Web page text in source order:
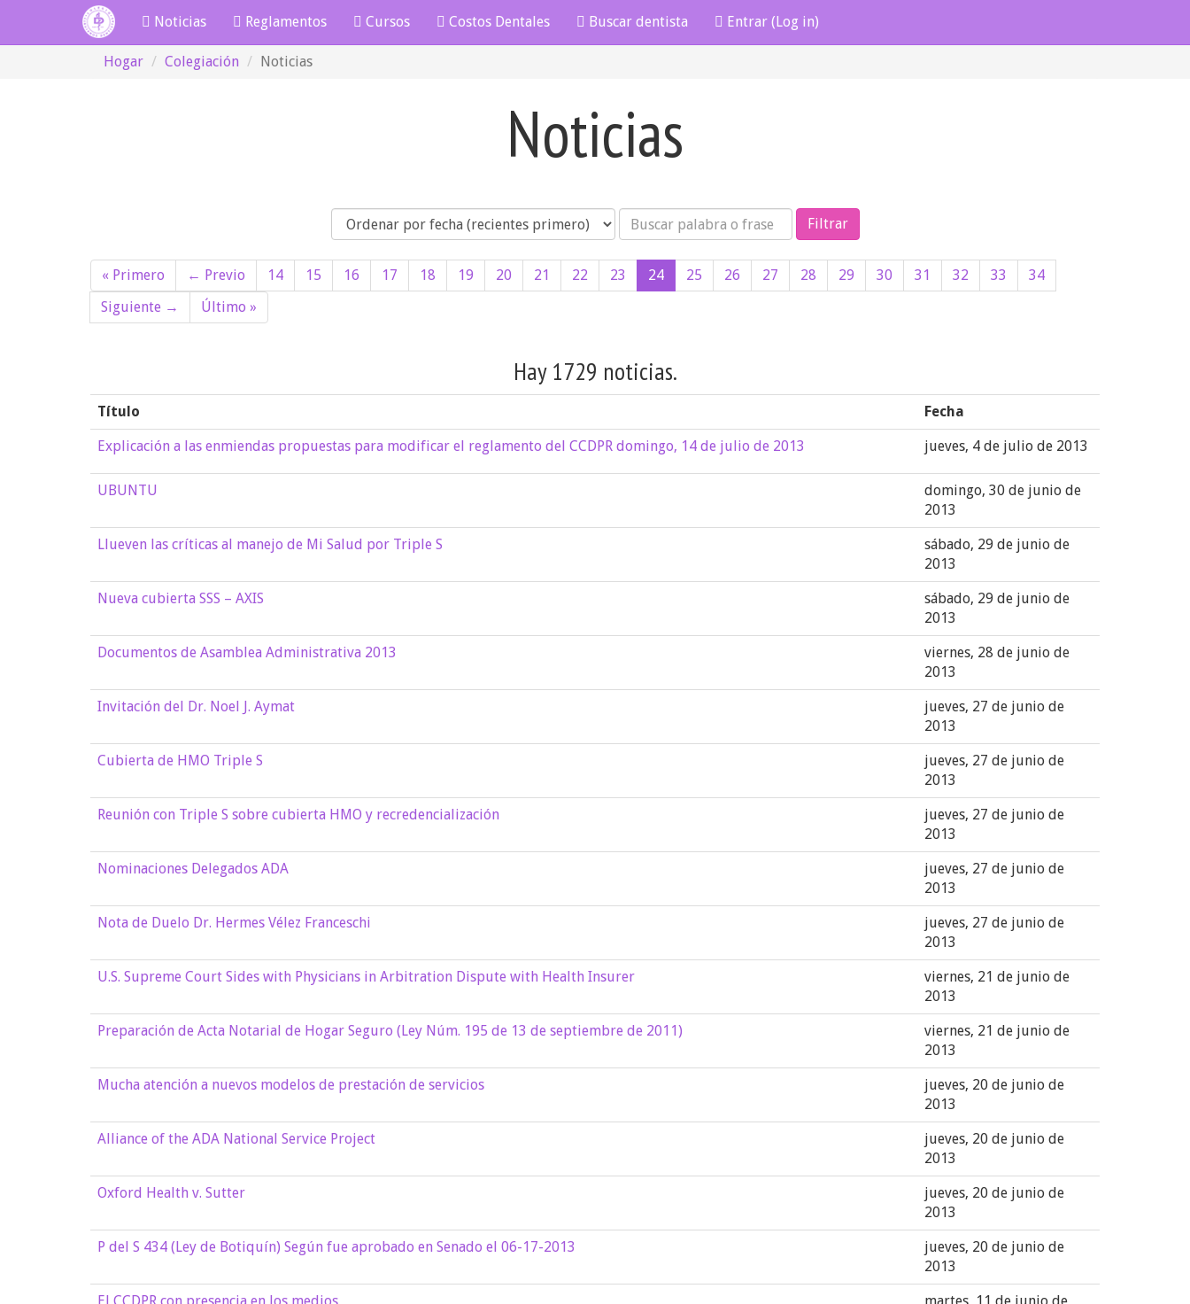
Noticias Reglamentos Cursos Costos Dentales Buscar dentista Entrar (Log in)
Hogar Colegiación Noticias
Noticias
Orden Búsqueda
« Primero ← Previo 14 15 16 17 18 19 20 21 22 23 24 25 26 27 28 29 30 31 32 33
34
Siguiente →
Último »
Hay 1729 noticias.
Título Fecha
Explicación a las enmiendas propuestas para modificar el reglamento del CCDPR domingo, 14 de julio de 2013 jueves, 4 de julio de 2013
UBUNTU
domingo, 30 de junio de
2013
Llueven las críticas al manejo de Mi Salud por Triple S
sábado, 29 de junio de
2013
Nueva cubierta SSS – AXIS
sábado, 29 de junio de
2013
Documentos de Asamblea Administrativa 2013
viernes, 28 de junio de
2013
Invitación del Dr. Noel J. Aymat
jueves, 27 de junio de
2013
Cubierta de HMO Triple S
jueves, 27 de junio de
2013
Reunión con Triple S sobre cubierta HMO y recredencialización
jueves, 27 de junio de
2013
Nominaciones Delegados ADA
jueves, 27 de junio de
2013
Nota de Duelo Dr. Hermes Vélez Franceschi
jueves, 27 de junio de
2013
U.S. Supreme Court Sides with Physicians in Arbitration Dispute with Health Insurer
viernes, 21 de junio de
2013
Preparación de Acta Notarial de Hogar Seguro (Ley Núm. 195 de 13 de septiembre de 2011)
viernes, 21 de junio de
2013
Mucha atención a nuevos modelos de prestación de servicios
jueves, 20 de junio de
2013
Alliance of the ADA National Service Project
jueves, 20 de junio de
2013
Oxford Health v. Sutter
jueves, 20 de junio de
2013
P del S 434 (Ley de Botiquín) Según fue aprobado en Senado el 06-17-2013
jueves, 20 de junio de
2013